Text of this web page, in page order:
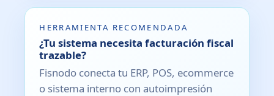
HERRAMIENTA RECOMENDADA
¿Tu sistema necesita facturación fiscal
trazable?
Fisnodo conecta tu ERP, POS, ecommerce
o sistema interno con autoimpresión